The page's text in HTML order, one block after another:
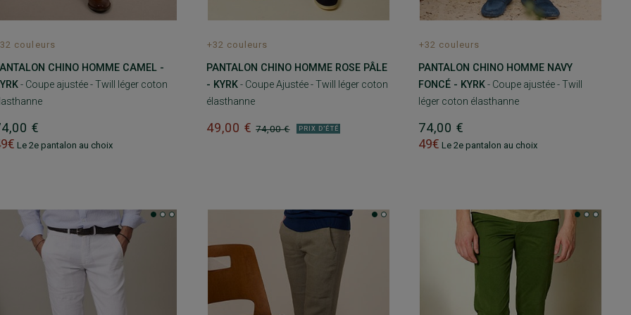
couleurs
CHINO HOMME CAMEL -
- Coupe ajustée - Twill léger coton
€
Le 2e pantalon au choix
+32 couleurs
PANTALON CHINO HOMME ROSE PÂLE
- KYRK- Coupe Ajustée - Twill léger coton
élasthanne
74,00 €
49,00 € PRIX D'ÉTÉ
+32 couleurs
PANTALON CHINO HOMME NAVY
FONCÉ - KYRK- Coupe ajustée - Twill
léger coton élasthanne
74,00 €
49€ Le 2e pantalon au choix